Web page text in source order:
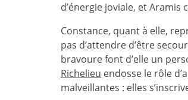
d’énergie joviale, et
Constance, quant à elle,
pas d’attendre d’être
bravoure font d’elle un
Richelieu endosse le rôle
malveillantes : elles